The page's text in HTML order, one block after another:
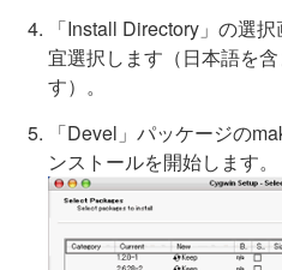
「Install Directory」の選
宜選択します（日本語を
す）。
「Devel」パッケージの
ンストールを開始します。